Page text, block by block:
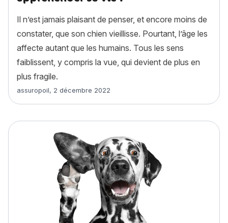
Il n’est jamais plaisant de penser, et encore moins de
constater, que son chien vieillisse. Pourtant, l’âge les
affecte autant que les humains. Tous les sens
faiblissent, y compris la vue, qui devient de plus en
plus fragile.
Article rédigé par
assuropoil, 2 décembre 2022